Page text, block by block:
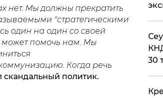
нет. Мы должны прекратить
"стратегическими
один на один со своей
может помочь нам. Мы
Когда речь
скандальный политик.
30